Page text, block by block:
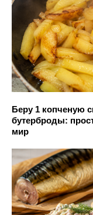
Беру 1 копченую
бутерброды:
мир